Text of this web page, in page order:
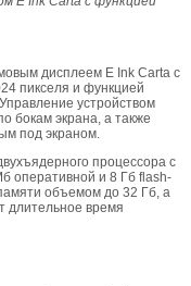
дисплеем E Ink Carta с
пикселя и функцией
устройством
бокам экрана, а также
под экраном.
процессора с
оперативной и 8 Гб flash-
объемом до 32 Гб, а
длительное время